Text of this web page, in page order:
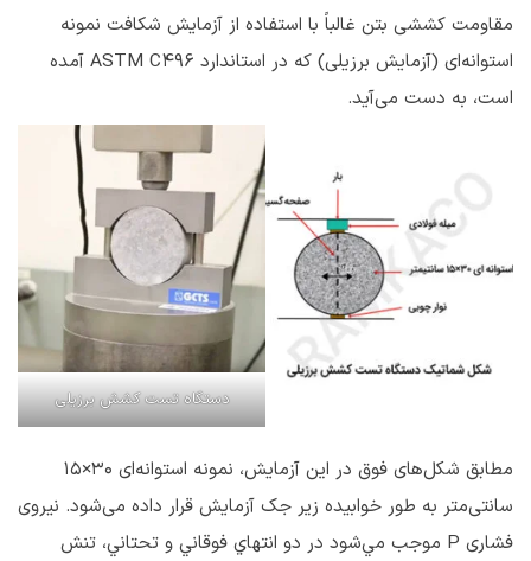
مقاومت کششی بتن غالباً با استفاده از آزمایش شکافت نمونه
استوانه‌ای (آزمایش برزیلی) که در استاندارد ASTM C496 آمده
است، به دست می‌آید.
دستگاه تست کشش برزیلی
مطابق شکل‌های فوق در این آزمایش، نمونه استوانه‌ای ۳۰×۱۵
سانتی‌متر به طور خوابیده زیر جک آزمایش قرار داده می‌شود. نیروی
فشاری P موجب مي‌شود در دو انتهاي فوقاني و تحتاني، تنش